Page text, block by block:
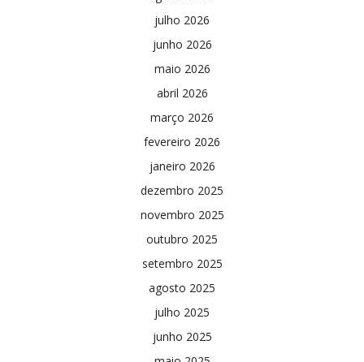
julho 2026
junho 2026
maio 2026
abril 2026
março 2026
fevereiro 2026
janeiro 2026
dezembro 2025
novembro 2025
outubro 2025
setembro 2025
agosto 2025
julho 2025
junho 2025